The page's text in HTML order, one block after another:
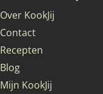
Over KookJij
Contact
Recepten
Blog
Mijn KookJij